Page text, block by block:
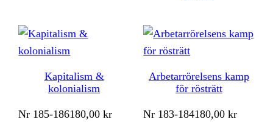
Kapitalism &
kolonialism
Nr 185-186180,00kr
Arbetarrörelsens kamp
för rösträtt
Nr 183-184180,00kr